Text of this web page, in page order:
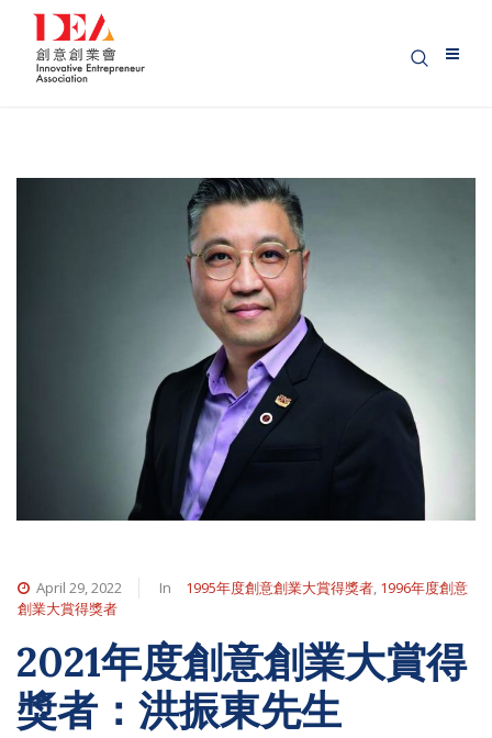
April 29, 2022 In 1995年度創意創業大賞得獎者, 1996年度創意
創業大賞得獎者
2021年度創意創業大賞得
獎者：洪振東先生